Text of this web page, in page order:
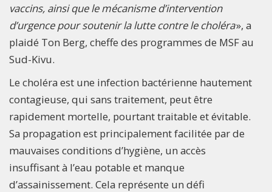
vaccins, ainsi que le mécanisme d’intervention
d’urgence pour soutenir la lutte contre le choléra», a
plaidé Ton Berg, cheffe des programmes de MSF au
Sud-Kivu.
Le choléra est une infection bactérienne hautement
contagieuse, qui sans traitement, peut être
rapidement mortelle, pourtant traitable et évitable.
Sa propagation est principalement facilitée par de
mauvaises conditions d’hygiène, un accès
insuffisant à l’eau potable et manque
d’assainissement. Cela représente un défi